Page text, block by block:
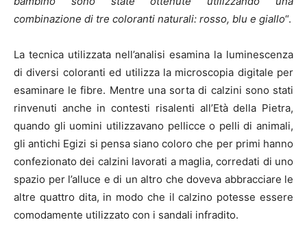
combinazione di tre coloranti naturali: rosso, blu e giallo“.
La tecnica utilizzata nell’analisi esamina la luminescenza
di diversi coloranti ed utilizza la microscopia digitale per
esaminare le fibre. Mentre una sorta di calzini sono stati
rinvenuti anche in contesti risalenti all’Età della Pietra,
quando gli uomini utilizzavano pellicce o pelli di animali,
gli antichi Egizi si pensa siano coloro che per primi hanno
confezionato dei calzini lavorati a maglia, corredati di uno
spazio per l’alluce e di un altro che doveva abbracciare le
altre quattro dita, in modo che il calzino potesse essere
comodamente utilizzato con i sandali infradito.